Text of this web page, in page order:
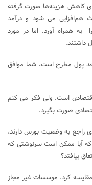
کاهش هزینه‌ها صورت گرفته
هم‌افزایی می شود و درآمد
به همراه آورد. اما در مورد
داشتند.
حذف ۴ صفر از واحد پول مطرح است، شما موافق
است. ولی فکر می کنم
صورت بگیرد.
راجع به وضعیت بورس دارند،
آیا ممکن است سرنوشتی که
بیافتد؟
مقایسه کرد. موسسات غیر مجاز